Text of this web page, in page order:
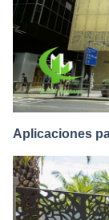
Aplicaciones